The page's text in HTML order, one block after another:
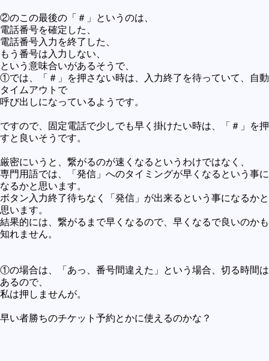
テレビドラマとか
アプリケーション操作
プログラミング(C言語)
プログラミング(VBA)
プログラミング(HTML)
プログラミング(JavaScript)
②のこの最後の「＃」というのは、
電話番号を確定した、
電話番号入力を終了した、
もう番号は入力しない、
という意味合いがあるそうで、
①では、「＃」を押さない時は、入力終了を待っていて、自動
タイムアウトで
呼び出しになっているようです。
ですので、固定電話で少しでも早く掛けたい時は、「＃」を押
すと良いそうです。
厳密にいうと、繋がるのが速くなるというわけではなく、
専門用語では、「発信」へのタイミングが早くなるという事に
なるかと思います。
ボタン入力終了待ちなく「発信」が出来るという事になるかと
思います。
結果的には、繋がるまで早くなるので、早くなるで良いのかも
知れません。
①の場合は、「あっ、番号間違えた」という場合、切る時間は
あるので、
私は押しませんが。
早い者勝ちのチケット予約とかに使えるのかな？